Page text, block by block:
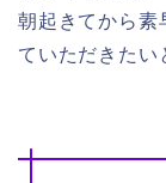
朝起きてから素
ていただきたい